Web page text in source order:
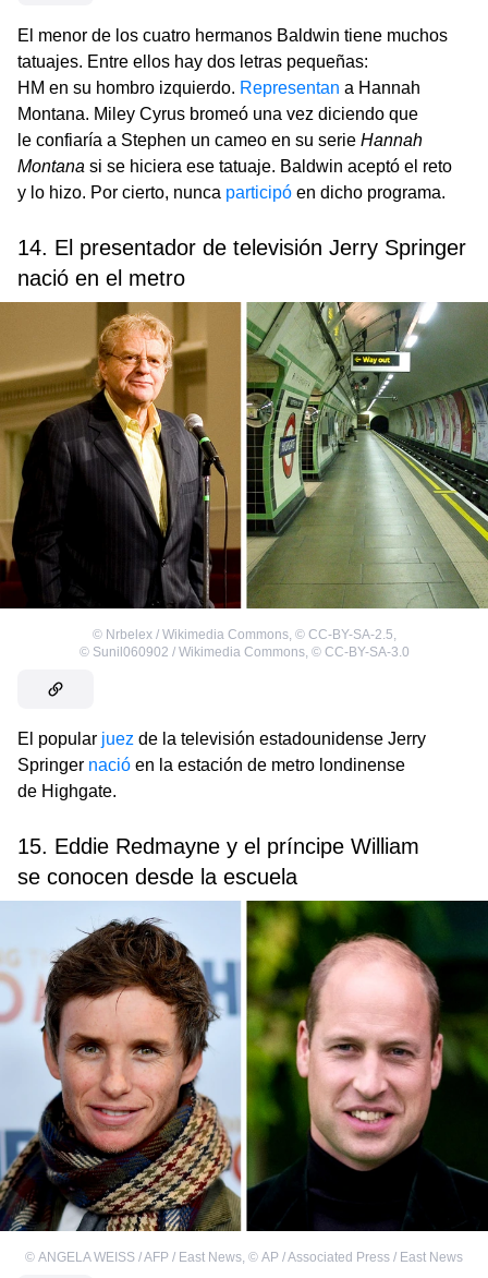
El menor de los cuatro hermanos Baldwin tiene muchos
tatuajes. Entre ellos hay dos letras pequeñas:
HM en su hombro izquierdo. Representan a Hannah
Montana. Miley Cyrus bromeó una vez diciendo que
le confiaría a Stephen un cameo en su serie Hannah
Montana si se hiciera ese tatuaje. Baldwin aceptó el reto
y lo hizo. Por cierto, nunca participó en dicho programa.
14. El presentador de televisión Jerry Springer
nació en el metro
© Nrbelex / Wikimedia Commons, © CC-BY-SA-2.5,
© Sunil060902 / Wikimedia Commons, © CC-BY-SA-3.0
El popular juez de la televisión estadounidense Jerry
Springer nació en la estación de metro londinense
de Highgate.
15. Eddie Redmayne y el príncipe William
se conocen desde la escuela
© ANGELA WEISS / AFP / East News © AP / Associated Press / East News